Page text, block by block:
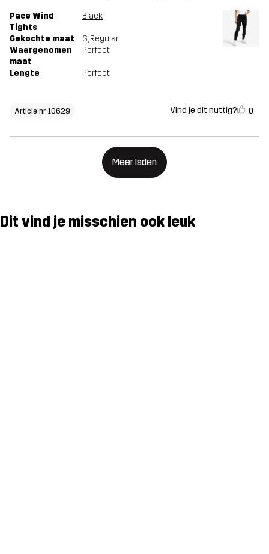
Pace Wind
Tights
Black
Gekochte maat S, Regular
Waargenomen
maat
Perfect
Lengte Perfect
Article nr 10629 Vind je dit nuttig? 0
Meer laden
Dit vind je misschien ook leuk